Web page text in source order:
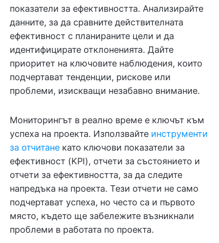
показатели за ефективността. Анализирайте
данните, за да сравните действителната
ефективност с планираните цели и да
идентифицирате отклоненията. Дайте
приоритет на ключовите наблюдения, които
подчертават тенденции, рискове или
проблеми, изискващи незабавно внимание.
Мониторингът в реално време е ключът към
успеха на проекта. Използвайте инструменти
за отчитане като ключови показатели за
ефективност (KPI), отчети за състоянието и
отчети за ефективността, за да следите
напредъка на проекта. Тези отчети не само
подчертават успеха, но често са и първото
място, където ще забележите възникнали
проблеми в работата по проекта.